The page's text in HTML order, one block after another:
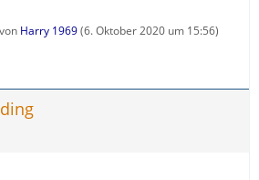
Harry 1969(6. Oktober 2020 um 15:56)